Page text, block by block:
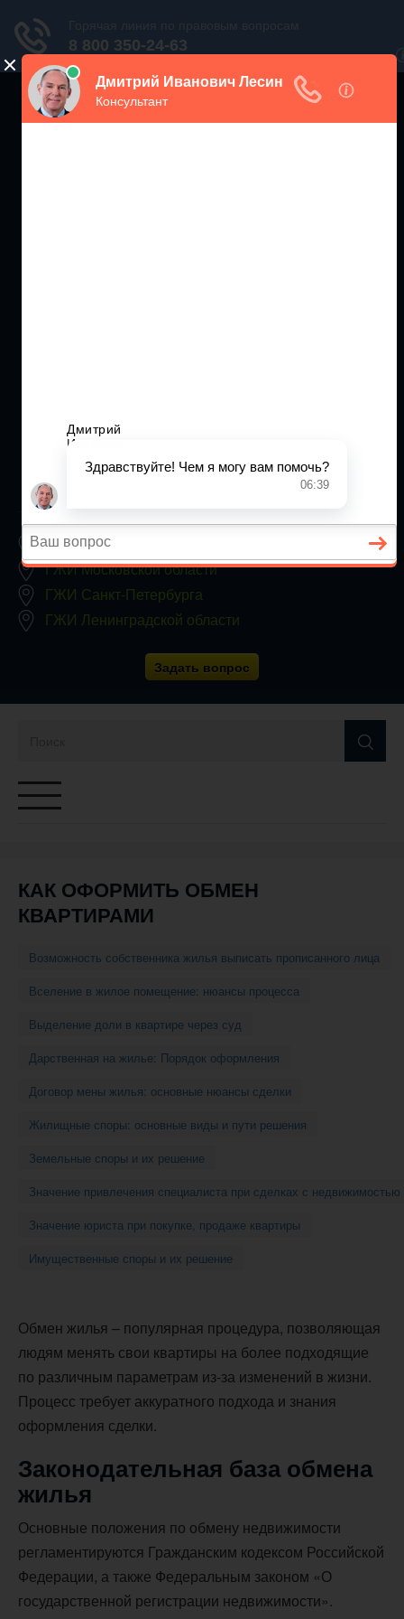
8 800 350 24 63
Заявки принимаются круглосуточно, без выходных
ГЖИ Москвы
ГЖИ Московской области
ГЖИ Санкт-Петербурга
ГЖИ Ленинградской области
Задать вопрос
Переключатель
КАК ОФОРМИТЬ ОБМЕН
КВАРТИРАМИ
Возможность собственника жилья выписать прописанного лица
Вселение в жилое помещение: нюансы процесса
Выделение доли в квартире через суд
Дарственная на жилье: Порядок оформления
Договор мены жилья: основные нюансы сделки
Жилищные споры: основные виды и пути решения
Земельные споры и их решение
Значение привлечения специалиста при сделках с недвижимостью
Значение юриста при покупке, продаже квартиры
Имущественные споры и их решение
Обмен жилья – популярная процедура, позволяющая
людям менять свои квартиры на более подходящие
по различным параметрам из-за изменений в жизни.
Процесс требует аккуратного подхода и знания
оформления сделки.
Законодательная база обмена
жилья
Основные положения по обмену недвижимости
регламентируются Гражданским кодексом Российской
Федерации, а также Федеральным законом «О
государственной регистрации недвижимости».